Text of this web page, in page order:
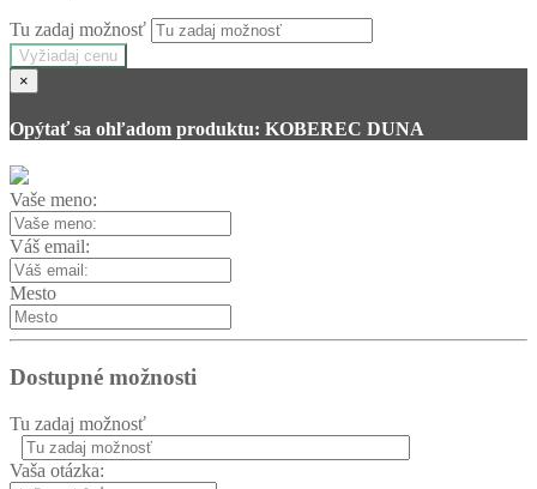
Tu zadaj možnosť
Vyžiadaj cenu
×
Opýtať sa ohľadom produktu: KOBEREC DUNA
Vaše meno:
Váš email:
Mesto
Dostupné možnosti
Tu zadaj možnosť
Vaša otázka: